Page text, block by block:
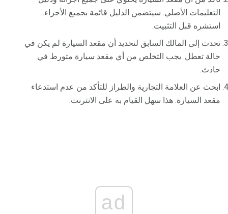
التعليمات الأصلي. سيتضمن الدليل قائمة بجميع الأجزاء.
استشره قبل التثبيت.
تحدث إلى المالك السابق لتحديد أن مقعد السيارة لم يكن في
حالة تعطل. يجب التخلص من أي مقعد سيارة متورط في
حادث.
ابحث عن العلامة التجارية والطراز للتأكد من عدم استدعاء
مقعد السيارة. هذا سهل القيام به على الانترنت.
ad